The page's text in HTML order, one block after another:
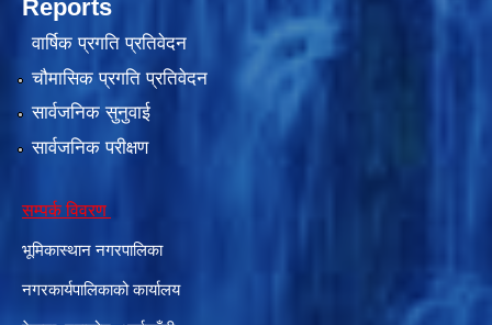
Reports
वार्षिक प्रगति प्रतिवेदन
चौमासिक प्रगति प्रतिवेदन
सार्वजनिक सुनुवाई
सार्वजनिक परीक्षण
सम्पर्क विवरण
भूमिकास्थान नगरपालिका
नगरकार्यपालिकाको कार्यालय